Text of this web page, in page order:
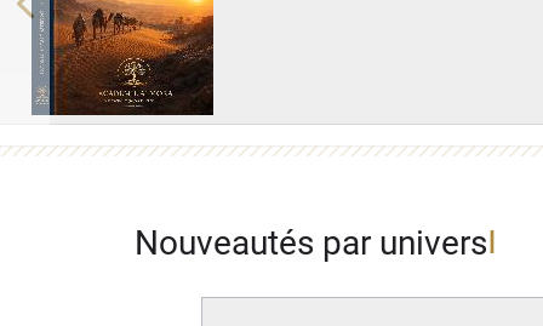
Previous
Nouveautés par univers